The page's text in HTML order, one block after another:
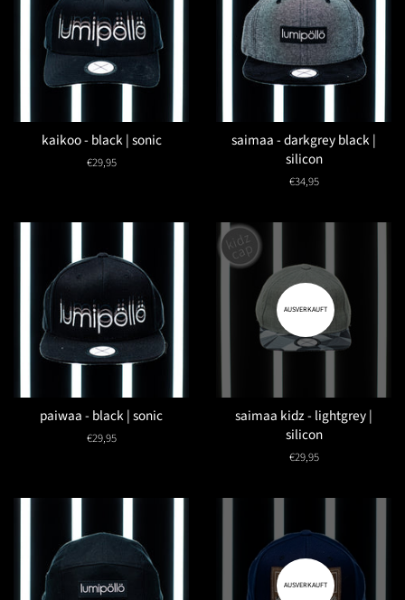
kaikoo - black | sonic
Normaler
€29,95
saimaa - darkgrey black |
silicon
Normaler
€34,95
paiwaa - black | sonic
Normaler
€29,95
AUSVERKAUFT
saimaa kidz - lightgrey |
silicon
Normaler
€29,95
AUSVERKAUFT